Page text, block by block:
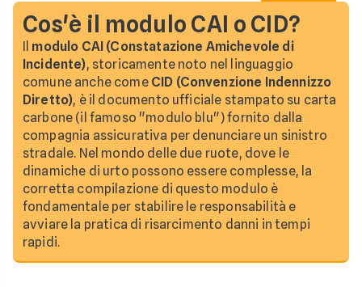
Cos'è il modulo CAI o CID?
Il modulo CAI (Constatazione Amichevole di
Incidente), storicamente noto nel linguaggio
comune anche come CID (Convenzione Indennizzo
Diretto), è il documento ufficiale stampato su carta
carbone (il famoso "modulo blu") fornito dalla
compagnia assicurativa per denunciare un sinistro
stradale. Nel mondo delle due ruote, dove le
dinamiche di urto possono essere complesse, la
corretta compilazione di questo modulo è
fondamentale per stabilire le responsabilità e
avviare la pratica di risarcimento danni in tempi
rapidi.